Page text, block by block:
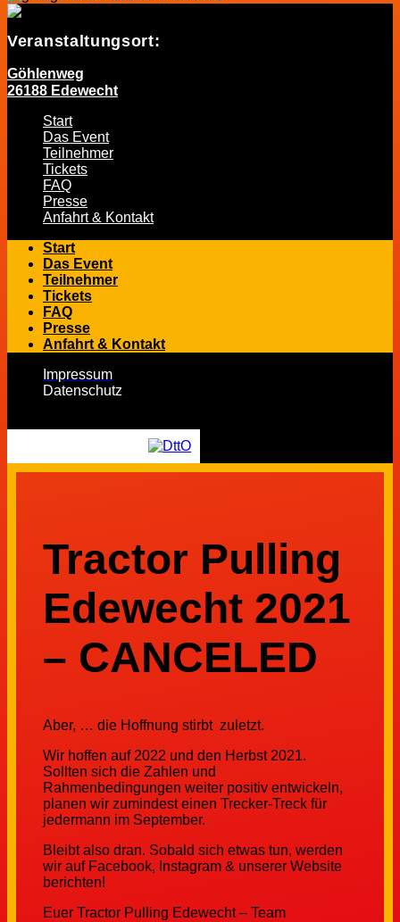
Veranstaltungsort:
Göhlenweg
26188 Edewecht
Start
Das Event
Teilnehmer
Tickets
FAQ
Presse
Anfahrt & Kontakt
Start
Das Event
Teilnehmer
Tickets
FAQ
Presse
Anfahrt & Kontakt
Impressum
Datenschutz
Tractor Pulling
Edewecht 2021
– CANCELED
Aber, … die Hoffnung stirbt zuletzt.
Wir hoffen auf 2022 und den Herbst 2021.
Sollten sich die Zahlen und
Rahmenbedingungen weiter positiv entwickeln,
planen wir zumindest einen Trecker-Treck für
jedermann im September.
Bleibt also dran. Sobald sich etwas tun, werden
wir auf Facebook, Instagram & unserer Website
berichten!
Euer Tractor Pulling Edewecht – Team